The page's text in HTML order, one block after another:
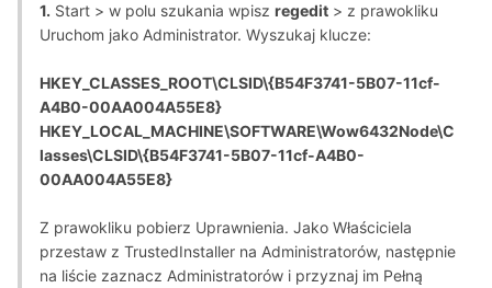
1. Start > w polu szukania wpisz regedit > z prawokliku
Uruchom jako Administrator. Wyszukaj klucze:
HKEY_CLASSES_ROOT\CLSID\{B54F3741-5B07-11cf-
A4B0-00AA004A55E8}
HKEY_LOCAL_MACHINE\SOFTWARE\Wow6432Node\C
lasses\CLSID\{B54F3741-5B07-11cf-A4B0-
00AA004A55E8}
Z prawokliku pobierz Uprawnienia. Jako Właściciela
przestaw z TrustedInstaller na Administratorów, następnie
na liście zaznacz Administratorów i przyznaj im Pełną